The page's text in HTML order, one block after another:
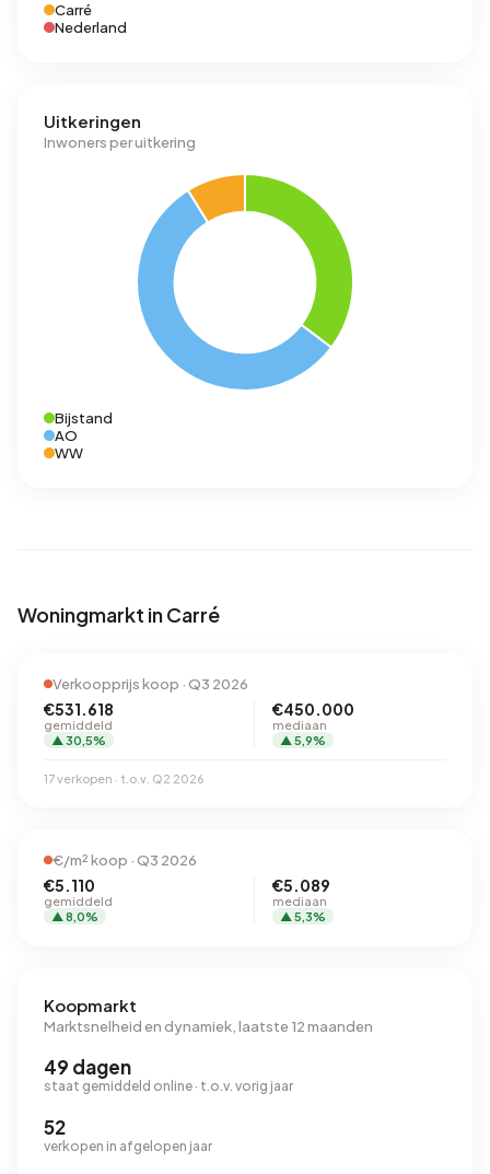
Carré
Nederland
Uitkeringen
Inwoners per uitkering
Bijstand
AO
WW
Woningmarkt in Carré
Verkoopprijs koop · Q3 2026
€531.618
gemiddeld
▲ 30,5%
€450.000
mediaan
▲ 5,9%
17 verkopen · t.o.v. Q2 2026
€/m² koop · Q3 2026
€5.110
gemiddeld
▲ 8,0%
€5.089
mediaan
▲ 5,3%
Koopmarkt
Marktsnelheid en dynamiek, laatste 12 maanden
49 dagen
staat gemiddeld online · t.o.v. vorig jaar
52
verkopen in afgelopen jaar